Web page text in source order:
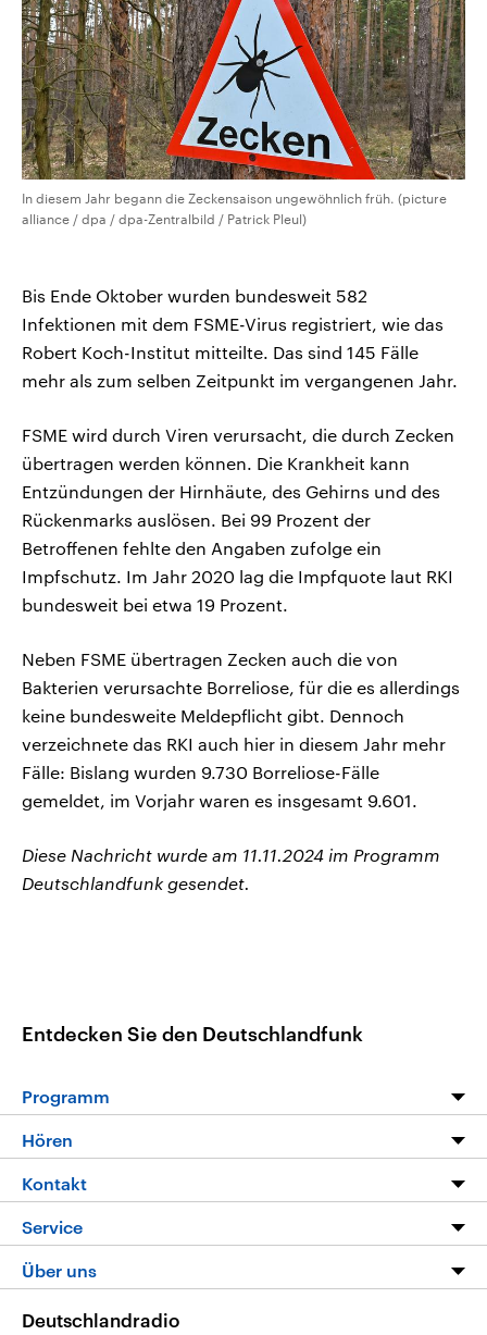
In diesem Jahr begann die Zeckensaison ungewöhnlich früh. (picture
alliance / dpa / dpa-Zentralbild / Patrick Pleul)
Bis Ende Oktober wurden bundesweit 582
Infektionen mit dem FSME-Virus registriert, wie das
Robert Koch-Institut mitteilte. Das sind 145 Fälle
mehr als zum selben Zeitpunkt im vergangenen Jahr.
FSME wird durch Viren verursacht, die durch Zecken
übertragen werden können. Die Krankheit kann
Entzündungen der Hirnhäute, des Gehirns und des
Rückenmarks auslösen. Bei 99 Prozent der
Betroffenen fehlte den Angaben zufolge ein
Impfschutz. Im Jahr 2020 lag die Impfquote laut RKI
bundesweit bei etwa 19 Prozent.
Neben FSME übertragen Zecken auch die von
Bakterien verursachte Borreliose, für die es allerdings
keine bundesweite Meldepflicht gibt. Dennoch
verzeichnete das RKI auch hier in diesem Jahr mehr
Fälle: Bislang wurden 9.730 Borreliose-Fälle
gemeldet, im Vorjahr waren es insgesamt 9.601.
Diese Nachricht wurde am 11.11.2024 im Programm
Deutschlandfunk gesendet.
Entdecken Sie den Deutschlandfunk
Programm
Programm
Die Nachrichten
Nachrichtenleicht
Neue Beiträge auf dlf.de
Hören
Livestream
Podcasts
Deutschlandfunk App
Nachrichten App
Kontakt
Hörerservice
Service
FAQ
Über uns
Deutschlandradio